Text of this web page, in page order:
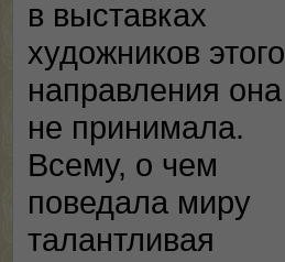
в выставках
художников этого
направления она
не принимала.
Всему, о чем
поведала миру
талантливая